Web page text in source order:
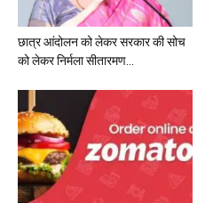
छात्र आंदोलन को लेकर सरकार की सोच
को लेकर निर्मला सीतारमण...